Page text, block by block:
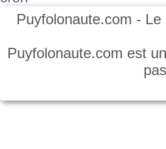
Puyfolonaute.com -
Puyfolonaute.com est